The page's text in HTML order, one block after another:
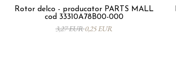
Rotor delco - producator PARTS MALL
cod 33310A78B00-000
3,27 EUR0,25 EUR